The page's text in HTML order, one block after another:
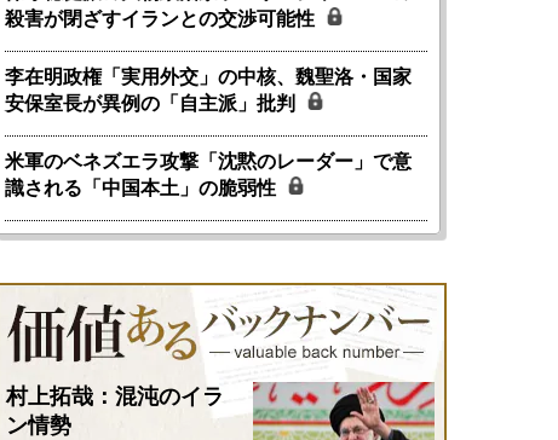
殺害が閉ざすイランとの交渉可能性
李在明政権「実用外交」の中核、魏聖洛・国家
安保室長が異例の「自主派」批判
米軍のベネズエラ攻撃「沈黙のレーダー」で意
識される「中国本土」の脆弱性
村上拓哉：混沌のイラ
ン情勢